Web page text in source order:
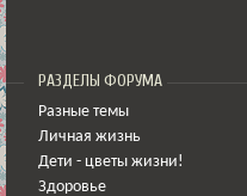
РАЗДЕЛЫ ФОРУМА
Разные темы
Личная жизнь
Дети - цветы жизни!
Здоровье